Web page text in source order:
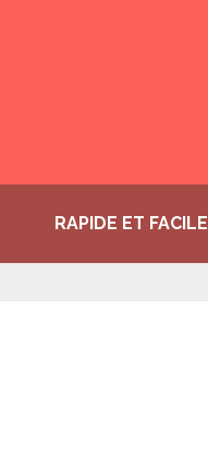
RAPIDE ET FACILE